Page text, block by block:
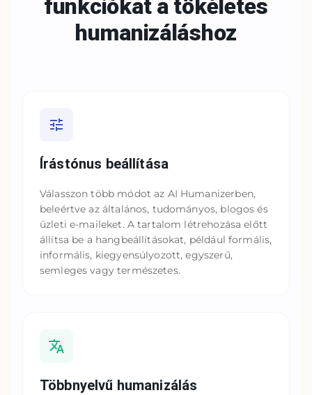
funkciókat a tökéletes
humanizáláshoz
Írástónus beállítása
Válasszon több módot az AI Humanizerben,
beleértve az általános, tudományos, blogos és
üzleti e-maileket. A tartalom létrehozása előtt
állítsa be a hangbeállításokat, például formális,
informális, kiegyensúlyozott, egyszerű,
semleges vagy természetes.
Többnyelvű humanizálás